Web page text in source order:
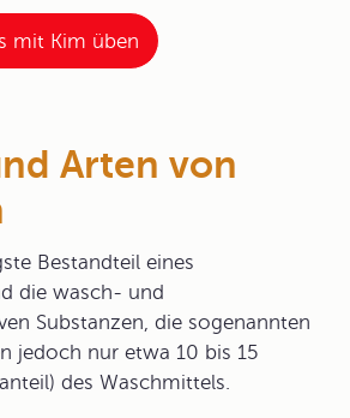
mit Kim üben
Arten von
Bestandteil eines
die wasch- und
Substanzen, die sogenannten
jedoch nur etwa 10 bis 15
des Waschmittels.